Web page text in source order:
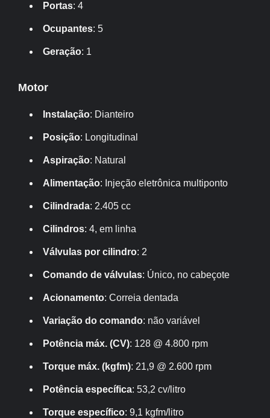
Portas: 4
Ocupantes: 5
Geração: 1
Motor
Instalação: Dianteiro
Posição: Longitudinal
Aspiração: Natural
Alimentação: Injeção eletrônica multiponto
Cilindrada: 2.405 cc
Cilindros: 4, em linha
Válvulas por cilindro: 2
Comando de válvulas: Único, no cabeçote
Acionamento: Correia dentada
Variação do comando: não variável
Potência máx. (CV): 128 @ 4.800 rpm
Torque máx. (kgfm): 21,9 @ 2.600 rpm
Potência específica: 53,2 cv/litro
Torque específico: 9,1 kgfm/litro